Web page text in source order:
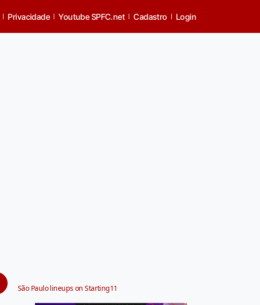
Privacidade Youtube SPFC.net Cadastro Login
São Paulo lineups on Starting11